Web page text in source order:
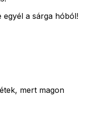
egyél a sárga hóból!
mert magon